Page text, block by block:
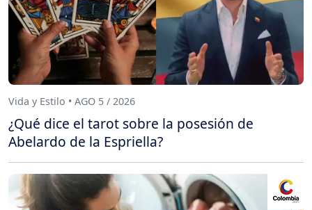
Vida y Estilo • AGO 5 / 2026
¿Qué dice el tarot sobre la posesión de
Abelardo de la Espriella?